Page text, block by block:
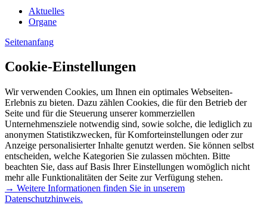
Aktuelles
Organe
Seitenanfang
Cookie-Einstellungen
Wir verwenden Cookies, um Ihnen ein optimales Webseiten-
Erlebnis zu bieten. Dazu zählen Cookies, die für den Betrieb der
Seite und für die Steuerung unserer kommerziellen
Unternehmensziele notwendig sind, sowie solche, die lediglich zu
anonymen Statistikzwecken, für Komforteinstellungen oder zur
Anzeige personalisierter Inhalte genutzt werden. Sie können selbst
entscheiden, welche Kategorien Sie zulassen möchten. Bitte
beachten Sie, dass auf Basis Ihrer Einstellungen womöglich nicht
mehr alle Funktionalitäten der Seite zur Verfügung stehen.
→ Weitere Informationen finden Sie in unserem
Datenschutzhinweis.